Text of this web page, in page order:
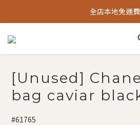
全店本地免運費
[Unused]
bag caviar
#61765